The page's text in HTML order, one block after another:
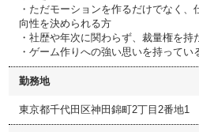
・ただモーションを作るだけでなく
向性を決められる方
・社歴や年次に関わらず、裁量権を持
・ゲーム作りへの強い思いを持ってい
勤務地
東京都千代田区神田錦町2丁目2番地1